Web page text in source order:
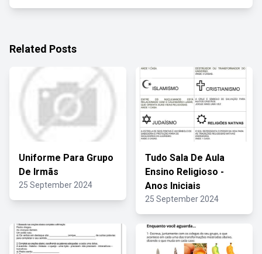
Related Posts
Uniforme Para Grupo
De Irmãs
25 September 2024
Tudo Sala De Aula
Ensino Religioso -
Anos Iniciais
25 September 2024